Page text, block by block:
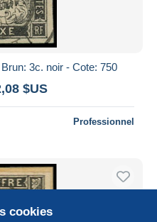
3c. noir - Cote: 750
$US
Professionnel
cookies